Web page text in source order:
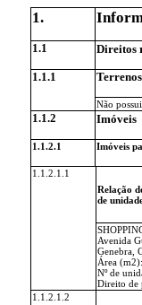
1.
1.1 Direitos
1.1.1 Terrenos
Não
1.1.2 Imóveis
1.1.2.1 Imóveis
1.1.2.1.1
Relação
de
Avenida
Genebra,
Área
Nº de
Direito de
1.1.2.1.2